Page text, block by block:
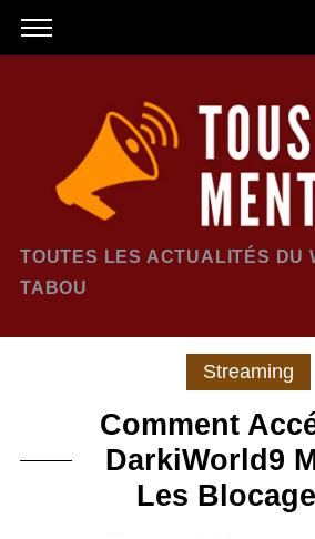
TOUTES LES ACTUALITÉS DU
TABOU
Streaming
Comment
DarkiWorld9
Les